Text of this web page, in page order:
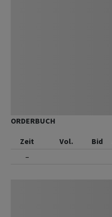
ORDERBUCH
Zeit Vol. Bid
–